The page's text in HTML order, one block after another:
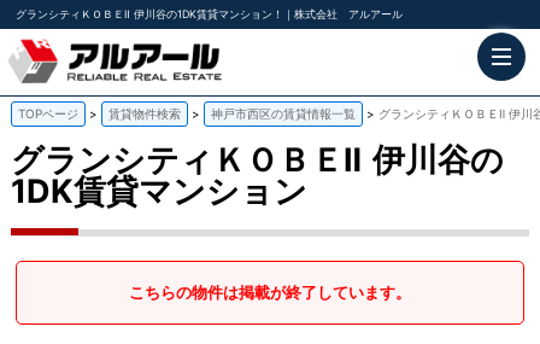
グランシティＫＯＢＥⅡ 伊川谷の1DK賃貸マンション！｜株式会社 アルアール
TOPページ 賃貸物件検索 神戸市西区の賃貸情報一覧 グランシティＫＯＢＥⅡ 伊川
グランシティＫＯＢＥⅡ 伊川谷の
1DK賃貸マンション
こちらの物件は掲載が終了しています。